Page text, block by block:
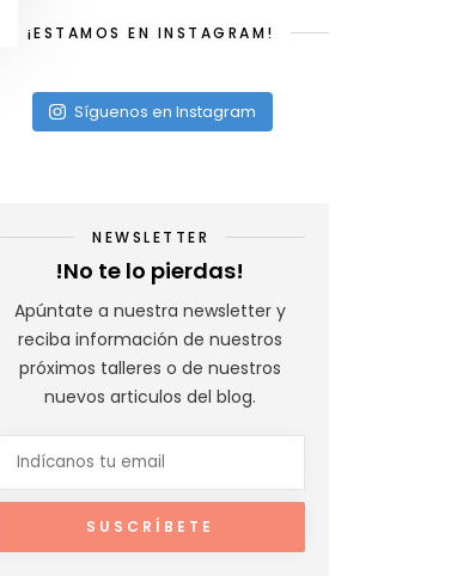
¡ESTAMOS EN INSTAGRAM!
Síguenos en Instagram
NEWSLETTER
!No te lo pierdas!
Apúntate a nuestra newsletter y
reciba información de nuestros
próximos talleres o de nuestros
nuevos articulos del blog.